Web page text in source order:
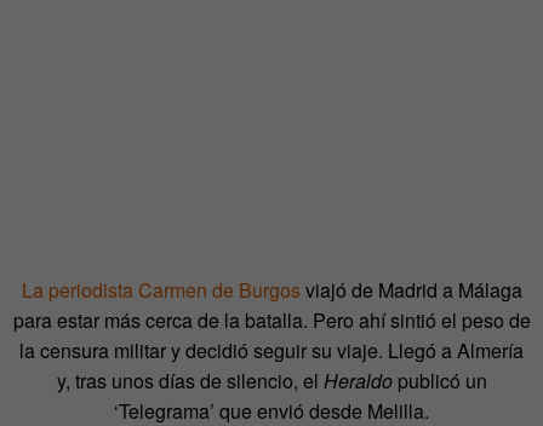
La periodista Carmen de Burgosviajó de Madrid a Málaga
para estar más cerca de la batalla. Pero ahí sintió el peso de
la censura militar y decidió seguir su viaje. Llegó a Almería
y, tras unos días de silencio, el Heraldopublicó un
‘Telegrama’ que envió desde Melilla.